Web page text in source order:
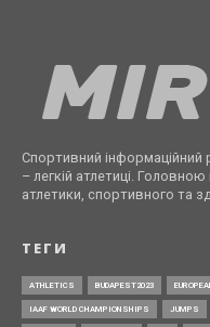
Спортивний інформаційний
– легкій атлетиці.
атлетики, спортивного та
ТЕГИ
ATHLETICS BUDAPEST2023
IAAF WORLD CHAMPIONSHIPS JUMPS